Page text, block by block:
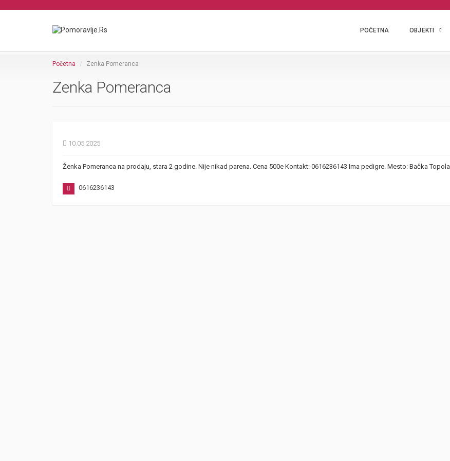
POČETNA OBJEKTI
Početna Zenka Pomeranca
Zenka Pomeranca
10.05.2025
Ženka Pomeranca na prodaju, stara 2 godine. Nije nikad parena. Cena 500e Kontakt: 0616236143 Ima pedigre. Mesto: Bačka Topola
0616236143